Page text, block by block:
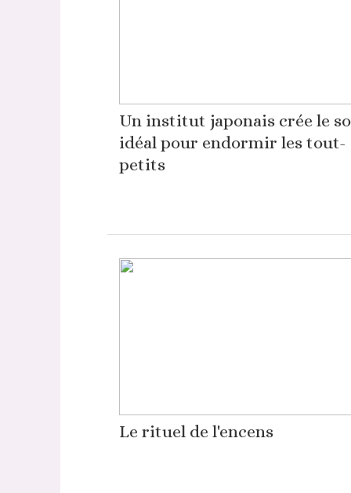
Un institut japonais crée le
idéal pour endormir les tout-
petits
Le rituel de l'encens